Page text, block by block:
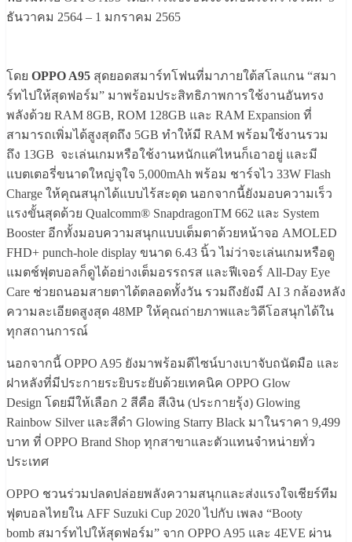
ธันวาคม 2564 – 1 มกราคม 2565
โดย OPPO A95 สุดยอดสมาร์ทโฟนที่มาภายใต้สโลแกน “สมา
ร์ทไปให้สุดฟอร์ม” มาพร้อมประสิทธิภาพการใช้งานอันทรง
พลังด้วย RAM 8GB, ROM 128GB และ RAM Expansion ที่
สามารถเพิ่มได้สูงสุดถึง 5GB ทำให้มี RAM พร้อมใช้งานรวม
ถึง 13GB จะเล่นเกมหรือใช้งานหนักแค่ไหนก็เอาอยู่ และมี
แบตเตอรี่ขนาดใหญ่จุใจ 5,000mAh พร้อม ชาร์จไว 33W Flash
Charge ให้คุณสนุกได้แบบไร้สะดุด นอกจากนี้ยังมอบความเร็ว
แรงขั้นสุดด้วย Qualcomm® SnapdragonTM 662 และ System
Booster อีกทั้งมอบความสนุกแบบเต็มตาด้วยหน้าจอ AMOLED
FHD+ punch-hole display ขนาด 6.43 นิ้ว ไม่ว่าจะเล่นเกมหรือดู
แมตช์ฟุตบอลก็ดูได้อย่างเต็มอรรถรส และฟีเจอร์ All-Day Eye
Care ช่วยถนอมสายตาได้ตลอดทั้งวัน รวมถึงยังมี AI 3 กล้องหลัง
ความละเอียดสูงสุด 48MP ให้คุณถ่ายภาพและวิดีโอสนุกได้ใน
ทุกสถานการณ์
นอกจากนี้ OPPO A95 ยังมาพร้อมดีไซน์บางเบาจับถนัดมือ และ
ฝาหลังที่มีประกายระยิบระยับด้วยเทคนิค OPPO Glow
Design โดยมีให้เลือก 2 สีคือ สีเงิน (ประกายรุ้ง) Glowing
Rainbow Silver และสีดำ Glowing Starry Black มาในราคา 9,499
บาท ที่ OPPO Brand Shop ทุกสาขาและตัวแทนจำหน่ายทั่ว
ประเทศ
OPPO ชวนร่วมปลดปล่อยพลังความสนุกและส่งแรงใจเชียร์ทีม
ฟุตบอลไทยใน AFF Suzuki Cup 2020 ไปกับ เพลง “Booty
bomb สมาร์ทไปให้สุดฟอร์ม” จาก OPPO A95 และ 4EVE ผ่าน